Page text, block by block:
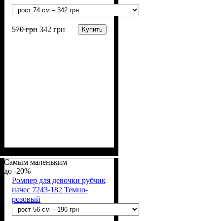
570грн 342 грн Купить
Самым маленьким
-20%
Ромпер для девочки рубчик
начес 7243-182 Темно-
розовый